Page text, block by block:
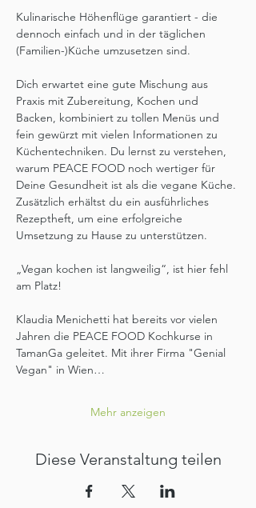
Kulinarische Höhenflüge garantiert - die
dennoch einfach und in der täglichen
(Familien-)Küche umzusetzen sind.
Dich erwartet eine gute Mischung aus
Praxis mit Zubereitung, Kochen und
Backen, kombiniert zu tollen Menüs und
fein gewürzt mit vielen Informationen zu
Küchentechniken. Du lernst zu verstehen,
warum PEACE FOOD noch wertiger für
Deine Gesundheit ist als die vegane Küche.
Zusätzlich erhältst du ein ausführliches
Rezeptheft, um eine erfolgreiche
Umsetzung zu Hause zu unterstützen.
„Vegan kochen ist langweilig“, ist hier fehl
am Platz!
Klaudia Menichetti hat bereits vor vielen
Jahren die PEACE FOOD Kochkurse in
TamanGa geleitet. Mit ihrer Firma "Genial
Vegan" in Wien…
Mehr anzeigen
Diese Veranstaltung teilen